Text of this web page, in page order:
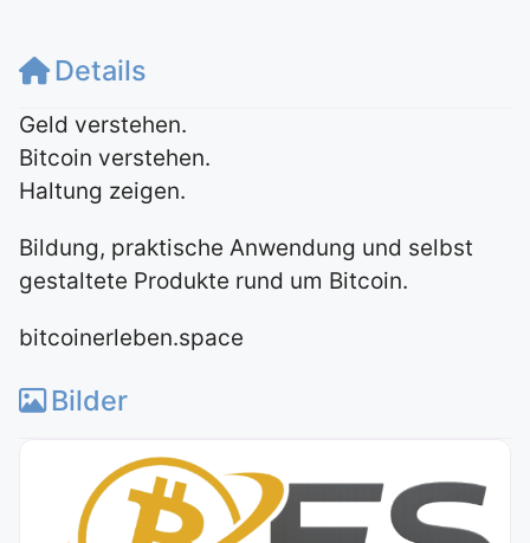
Details
Geld verstehen.
Bitcoin verstehen.
Haltung zeigen.
Bildung, praktische Anwendung und selbst
gestaltete Produkte rund um Bitcoin.
bitcoinerleben.space
Bilder